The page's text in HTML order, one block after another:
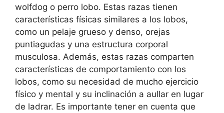
wolfdog o perro lobo. Estas razas tienen
características físicas similares a los lobos,
como un pelaje grueso y denso, orejas
puntiagudas y una estructura corporal
musculosa. Además, estas razas comparten
características de comportamiento con los
lobos, como su necesidad de mucho ejercicio
físico y mental y su inclinación a aullar en lugar
de ladrar. Es importante tener en cuenta que